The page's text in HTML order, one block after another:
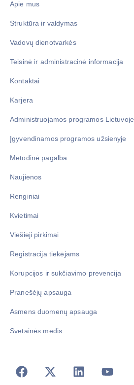
Apie mus
Struktūra ir valdymas
Vadovų dienotvarkės
Teisinė ir administracinė informacija
Kontaktai
Karjera
Administruojamos programos Lietuvoje
Įgyvendinamos programos užsienyje
Metodinė pagalba
Naujienos
Renginiai
Kvietimai
Viešieji pirkimai
Registracija tiekėjams
Korupcijos ir sukčiavimo prevencija
Pranešėjų apsauga
Asmens duomenų apsauga
Svetainės medis